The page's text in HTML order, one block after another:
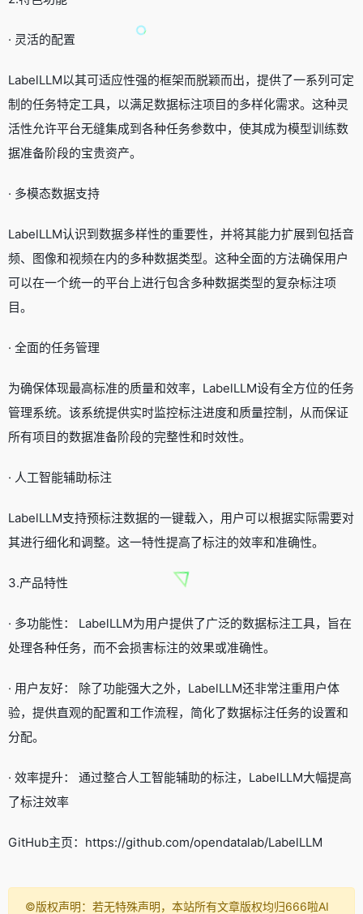
· 灵活的配置
LabelLLM以其可适应性强的框架而脱颖而出，提供了一系列可定
制的任务特定工具，以满足数据标注项目的多样化需求。这种灵
活性允许平台无缝集成到各种任务参数中，使其成为模型训练数
据准备阶段的宝贵资产。
· 多模态数据支持
LabelLLM认识到数据多样性的重要性，并将其能力扩展到包括音
频、图像和视频在内的多种数据类型。这种全面的方法确保用户
可以在一个统一的平台上进行包含多种数据类型的复杂标注项
目。
· 全面的任务管理
为确保体现最高标准的质量和效率，LabelLLM设有全方位的任务
管理系统。该系统提供实时监控标注进度和质量控制，从而保证
所有项目的数据准备阶段的完整性和时效性。
· 人工智能辅助标注
LabelLLM支持预标注数据的一键载入，用户可以根据实际需要对
其进行细化和调整。这一特性提高了标注的效率和准确性。
3.产品特性
· 多功能性： LabelLLM为用户提供了广泛的数据标注工具，旨在
处理各种任务，而不会损害标注的效果或准确性。
· 用户友好： 除了功能强大之外，LabelLLM还非常注重用户体
验，提供直观的配置和工作流程，简化了数据标注任务的设置和
分配。
· 效率提升： 通过整合人工智能辅助的标注，LabelLLM大幅提高
了标注效率
GitHub主页：https://github.com/opendatalab/LabelLLM
©️版权声明：若无特殊声明，本站所有文章版权均归666啦AI